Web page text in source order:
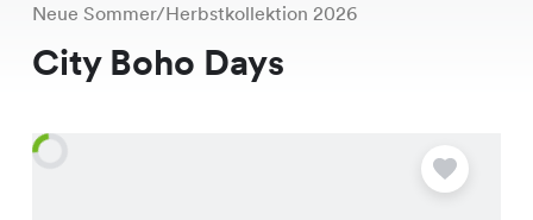
Neue Sommer/Herbstkollektion 2026
City Boho Days